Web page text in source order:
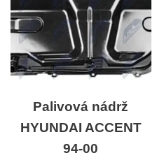
Palivová nádrž
HYUNDAI ACCENT
94-00